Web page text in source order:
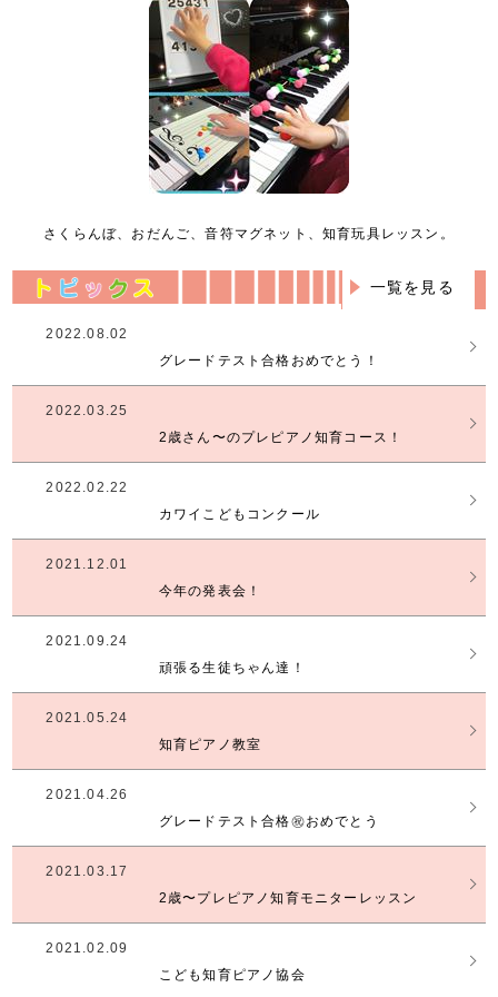
さくらんぼ、おだんご、音符マグネット、知育玩具レッスン。
一覧を見る
2022.08.02
グレードテスト合格おめでとう！
2022.03.25
2歳さん〜のプレピアノ知育コース！
2022.02.22
カワイこどもコンクール
2021.12.01
今年の発表会！
2021.09.24
頑張る生徒ちゃん達！
2021.05.24
知育ピアノ教室
2021.04.26
グレードテスト合格㊗️おめでとう
2021.03.17
2歳〜プレピアノ知育モニターレッスン
2021.02.09
こども知育ピアノ協会